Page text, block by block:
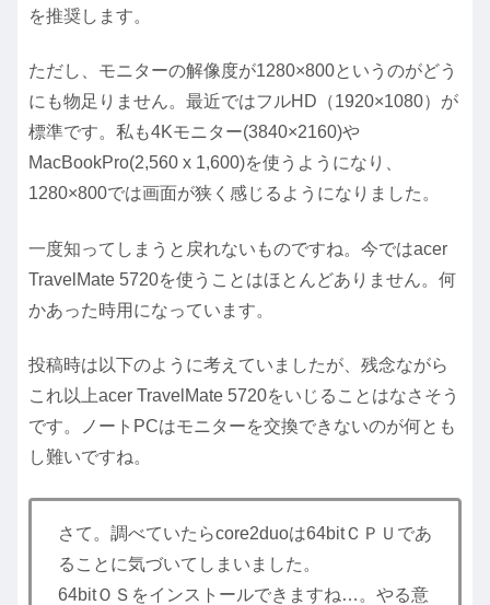
を推奨します。
ただし、モニターの解像度が1280×800というのがどう
にも物足りません。最近ではフルHD（1920×1080）が
標準です。私も4Kモニター(3840×2160)や
MacBookPro(2,560 x 1,600)を使うようになり、
1280×800では画面が狭く感じるようになりました。
一度知ってしまうと戻れないものですね。今ではacer
TravelMate 5720を使うことはほとんどありません。何
かあった時用になっています。
投稿時は以下のように考えていましたが、残念ながら
これ以上acer TravelMate 5720をいじることはなさそう
です。ノートPCはモニターを交換できないのが何とも
し難いですね。
さて。調べていたらcore2duoは64bitＣＰＵであ
ることに気づいてしまいました。
64bitＯＳをインストールできますね…。やる意